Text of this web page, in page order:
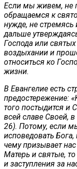
Если мы живем, не
обращаемся к
нужде, не
дальше
Господа или
воздыхании и
относиться ко
жизни.
В Евангелие есть
предостережение:
того постыдится и
всей славе Своей,
26). Потому, если
исповедовать Бога,
чему призывает
Матерь и святые,
и заступления за